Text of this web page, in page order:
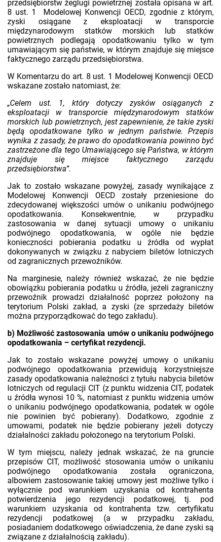
przedsiębiorstw żeglugi powietrznej została opisana w art.
8 ust. 1 Modelowej Konwencji OECD, zgodnie z którym,
zyski osiągane z eksploatacji w transporcie
międzynarodowym statków morskich lub statków
powietrznych podlegają opodatkowaniu tylko w tym
umawiającym się państwie, w którym znajduje się miejsce
faktycznego zarządu przedsiębiorstwa.
W Komentarzu do art. 8 ust. 1 Modelowej Konwencji OECD
wskazane zostało natomiast, że:
„Celem ust. 1, który dotyczy zysków osiąganych z
eksploatacji w transporcie międzynarodowym statków
morskich lub powietrznych, jest zapewnienie, że takie zyski
będą opodatkowane tylko w jednym państwie. Przepis
wynika z zasady, że prawo do opodatkowania powinno być
zastrzeżone dla tego Umawiającego się Państwa, w którym
znajduje się miejsce faktycznego zarządu
przedsiębiorstwa”.
Jak to zostało wskazane powyżej, zasady wynikające z
Modelowej Konwencji OECD zostały przeniesione do
zdecydowanej większości umów o unikaniu podwójnego
opodatkowania. Konsekwentnie, w przypadku
zastosowania w danej sytuacji umowy o unikaniu
podwójnego opodatkowania, w ogóle nie będzie
konieczności pobierania podatku u źródła od wypłat
dokonywanych w związku z nabyciem biletów lotniczych
od zagranicznych przewoźników.
Na marginesie, należy również wskazać, że nie będzie
obowiązku pobierania podatku u źródła, jeżeli zagraniczny
przewoźnik prowadzi działalność poprzez położony na
terytorium Polski zakład, a zyski (ze sprzedaży biletów
można przyporządkować do tego zakładu).
b) Możliwość zastosowania umów o unikaniu podwójnego
opodatkowania – certyfikat rezydencji.
Jak to zostało wskazane powyżej umowy o unikaniu
podwójnego opodatkowania przewidują korzystniejsze
zasady opodatkowania należności z tytułu nabycia biletów
lotniczych od regulacji CIT (z punktu widzenia CIT, podatek
u źródła wynosi 10 %, natomiast z punktu widzenia umów
o unikaniu podwójnego opodatkowania, podatek w ogóle
nie powinien być pobierany). Dodatkowo, zgodnie z
umowami, podatek nie będzie pobierany jeżeli dotyczy
działalności zakładu położonego na terytorium Polski.
W tym miejscu, należy jednak wskazać, że na gruncie
przepisów CIT, możliwość stosowania umów o unikaniu
podwójnego opodatkowania została ograniczona,
albowiem zastosowanie takiej umowy jest możliwe tylko i
wyłącznie pod warunkiem uzyskania od kontrahenta
potwierdzenia jego rezydencji podatkowej, tj. pod
warunkiem uzyskania od kontrahenta tzw. certyfikatu
rezydencji podatkowej (a w przypadku zakładu,
posiadaniem dodatkowego oświadczenia, że dane zyski są
związane z działalnością zakładu).